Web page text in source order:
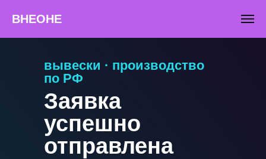
ВНЕОНЕ
Заявка
успешно
отправлена
вывески · производство
по РФ